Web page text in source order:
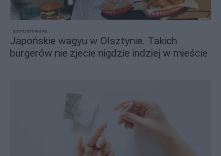
sponsorowane
Japońskie wagyu w Olsztynie. Takich
burgerów nie zjecie nigdzie indziej w mieście